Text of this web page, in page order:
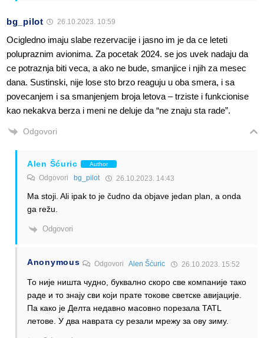
bg_pilot 26.10.2023. 10:59
Ocigledno imaju slabe rezervacije i jasno im je da ce leteti
polupraznim avionima. Za pocetak 2024. se jos uvek nadaju da
ce potraznja biti veca, a ako ne bude, smanjice i njih za mesec
dana. Sustinski, nije lose sto brzo reaguju u oba smera, i sa
povecanjem i sa smanjenjem broja letova – trziste i funkcionise
kao nekakva berza i meni ne deluje da “ne znaju sta rade”.
Odgovori
Alen Šćuric Author
Odgovori bg_pilot 26.10.2023. 14:43
Ma stoji. Ali ipak to je čudno da objave jedan plan, a onda
ga režu.
Odgovori
Anonymous OdgovoriAlen Šćuric 26.10.2023. 15:52
То није ништа чудно, буквално скоро све компаније тако
раде и то знају сви који прате токове светске авијације.
Па како је Делта недавно масовно порезала TATL
летове. У два наврата су резали мрежу за ову зиму.